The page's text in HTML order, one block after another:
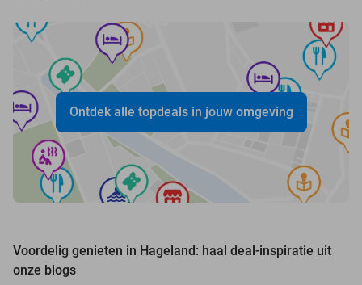
Ontdek alle topdeals in jouw omgeving
Voordelig genieten in Hageland: haal deal-inspiratie uit
onze blogs